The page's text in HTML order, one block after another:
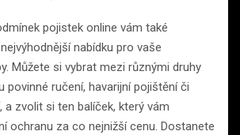
pojistek online vám také
nabídku pro vaše
Můžete si vybrat mezi různými druhy
povinné ručení, havarijní pojištění či
zvolit si ten balíček, který vám
ochranu za co nejnižší cenu. Dostanete